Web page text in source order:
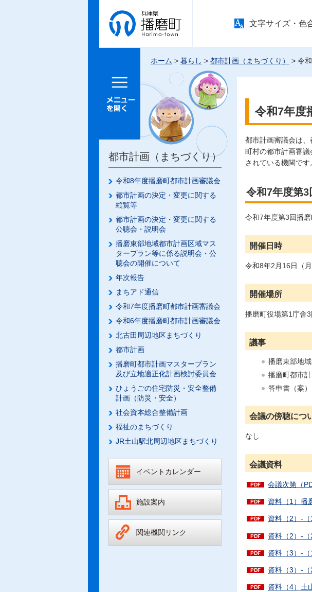
兵庫県 播
磨町
文字サイズ・色
メニュー
ホーム > 暮らし > 都市計画（まちづくり） > 令
都市計画（まちづくり）
令和8年度播磨町都市計画審議会
都市計画の決定・変更に関する
縦覧等
都市計画の決定・変更に関する
公聴会・説明会
播磨東部地域都市計画区域マス
タープラン等に係る説明会・公
聴会の開催について
年次報告
まちアド通信
令和7年度播磨町都市計画審議会
令和6年度播磨町都市計画審議会
北古田周辺地区まちづくり
都市計画
播磨町都市計画マスタープラン
及び立地適正化計画検討委員会
ひょうごの住宅防災・安全整備
計画（防災・安全）
社会資本総合整備計画
福祉のまちづくり
JR土山駅北周辺地区まちづくり
イベントカレンダー
施設案内
関連機関リンク
令和7年度
都市計画審議会は
町村の都市計画審
されている機関です
令和7年度第
令和7年度第3回播
開催日時
令和8年2月16日（
開催場所
播磨町役場第1庁舎
議事
播磨東部地
播磨町都市
答申書（案）
会議の傍聴につ
なし
会議資料
会議次第（
資料（1）播
資料（2）-
資料（2）-
資料（3）-（
資料（3）-（
資料（4）土